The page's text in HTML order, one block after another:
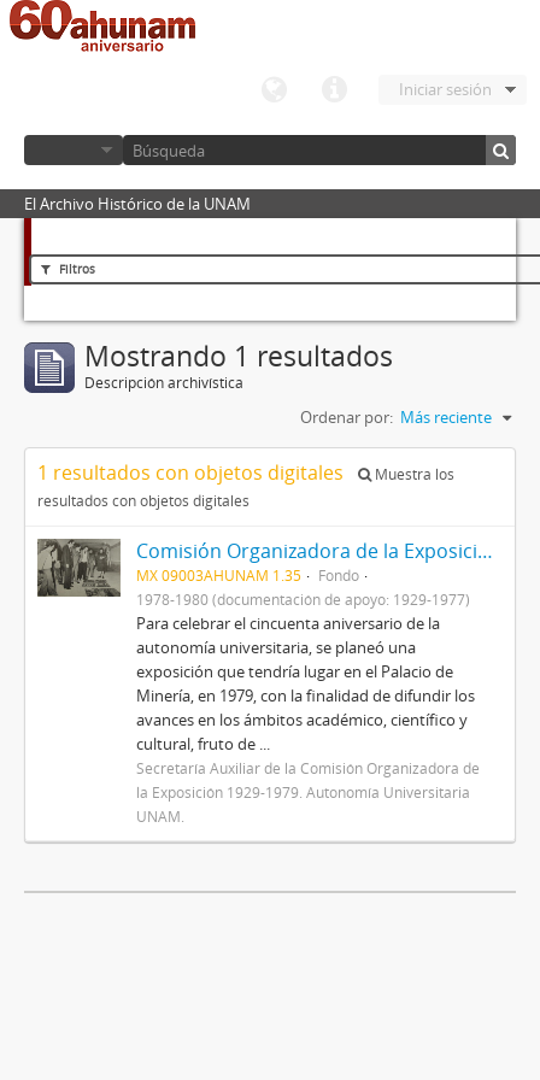
Iniciar sesión
El Archivo Histórico de la UNAM
Filtros
Mostrando 1 resultados
Descripción archivística
Ordenar por: Más reciente
1 resultados con objetos digitales
Muestra los
resultados con objetos digitales
Comisión Organizadora de la Exposición 1929-1979. Autonomía Universitaria
MX 09003AHUNAM 1.35
Fondo
1978-1980 (documentación de apoyo: 1929-1977)
Para celebrar el cincuenta aniversario de la
autonomía universitaria, se planeó una
exposición que tendría lugar en el Palacio de
Minería, en 1979, con la finalidad de difundir los
avances en los ámbitos académico, científico y
cultural, fruto de ...
Secretaría Auxiliar de la Comisión Organizadora de
la Exposición 1929-1979. Autonomía Universitaria
UNAM.